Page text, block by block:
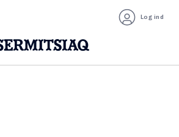
Log ind